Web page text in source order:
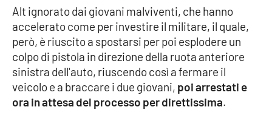
Società
Sport
RUBRICHE
Good Morning Vietnam
Alt ignorato dai giovani malviventi, che hanno
accelerato come per investire il militare, il quale,
però, è riuscito a spostarsi per poi esplodere un
colpo di pistola in direzione della ruota anteriore
sinistra dell'auto, riuscendo così a fermare il
veicolo e a braccare i due giovani, poi arrestati e
ora in attesa del processo per direttissima.